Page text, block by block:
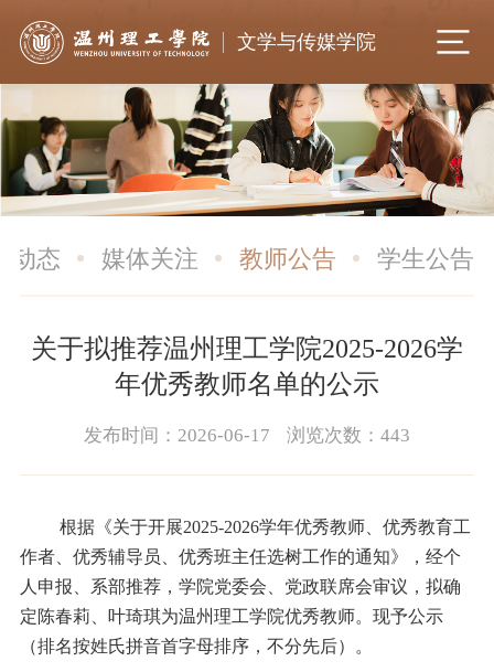
文学与传媒学院
动态 媒体关注 教师公告 学生公告
关于拟推荐温州理工学院2025-2026学
年优秀教师名单的公示
发布时间：2026-06-17 浏览次数：443
根据《关于开展2025-2026学年优秀教师、优秀教育工
作者、优秀辅导员、优秀班主任选树工作的通知》，经个
人申报、系部推荐，学院党委会、党政联席会审议，拟确
定陈春莉、叶琦琪为温州理工学院优秀教师。现予公示
（排名按姓氏拼音首字母排序，不分先后）。